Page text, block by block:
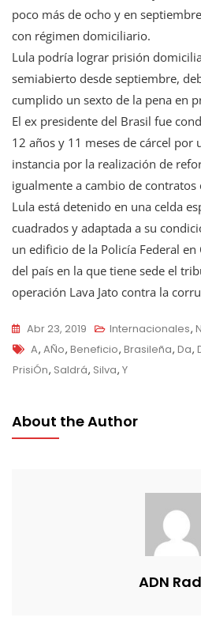
poco más de ocho y en
con régimen domiciliario.
Lula podría lograr prisión
semiabierto desde septiembre,
cumplido un sexto de la pena en
El ex presidente del Brasil fue
12 años y 11 meses de cárcel
instancia por la realización de
igualmente a cambio de contratos
Lula está detenido en una celda
cuadrados y adaptada a su
un edificio de la Policía Federal
del país en la que tiene sede el
operación Lava Jato contra la
Abr 23, 2019 Internacionales,
Tags
A, AÑo, Beneficio, Brasileña, Da,
PrisiÓn, Saldrá, Silva, Y
About the Author
ADN